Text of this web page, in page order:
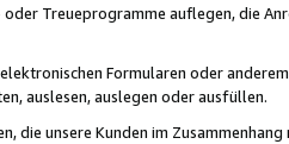
Treueprogramme auflegen, die
Formularen oder
auslesen, auslegen oder ausfüllen.
die unsere Kunden im